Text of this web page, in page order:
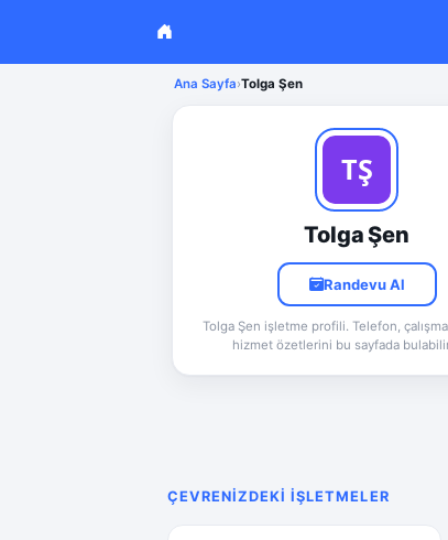
Ana Sayfa›Tolga Şen
Tolga Şen
Randevu Al
Tolga Şen işletme profili. Telefon,
hizmet özetlerini bu sayfada
ÇEVRENIZDEKI İŞLETMELER